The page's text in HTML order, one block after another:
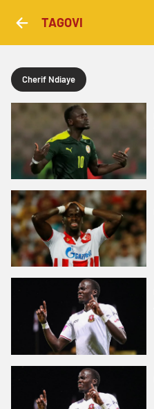
TAGOVI
Cherif Ndiaye